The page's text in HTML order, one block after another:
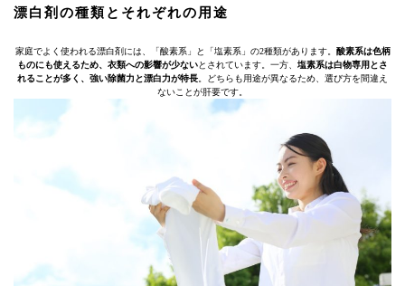
漂白剤の種類とそれぞれの用途
家庭でよく使われる漂白剤には、「酸素系」と「塩素系」の2種類があります。 酸素系は色柄
ものにも使えるため、衣類への影響が少ないとされています。一方、 塩素系は白物専用とさ
れることが多く、強い除菌力と漂白力が特長 。どちらも用途が異なるため、選び方を間違え
ないことが肝要です。